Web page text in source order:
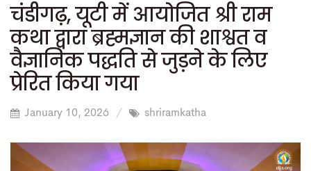
चंडीगढ़, यूटी में आयोजित श्री राम
कथा द्वारा ब्रह्मज्ञान की शाश्वत व
वैज्ञानिक पद्धति से जुड़ने के लिए
प्रेरित किया गया
January 10, 2026 shriramkatha